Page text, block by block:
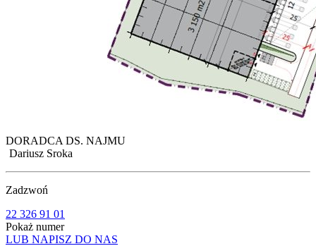
DORADCA DS. NAJMU
Dariusz Sroka
Zadzwoń
22 326 91 01
Pokaż numer
LUB NAPISZ DO NAS